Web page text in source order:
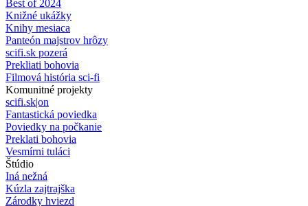
Best of 2024
Knižné ukážky
Knihy mesiaca
Panteón majstrov hrôzy
scifi.sk pozerá
Prekliati bohovia
Filmová história sci-fi
Komunitné projekty
scifi.sk|on
Fantastická poviedka
Poviedky na počkanie
Preklati bohovia
Vesmírni tuláci
Štúdio
Iná nežná
Kúzla zajtrajška
Zárodky hviezd